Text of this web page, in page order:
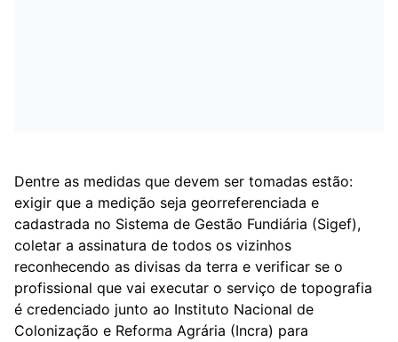
Dentre as medidas que devem ser tomadas estão:
exigir que a medição seja georreferenciada e
cadastrada no Sistema de Gestão Fundiária (Sigef),
coletar a assinatura de todos os vizinhos
reconhecendo as divisas da terra e verificar se o
profissional que vai executar o serviço de topografia
é credenciado junto ao Instituto Nacional de
Colonização e Reforma Agrária (Incra) para